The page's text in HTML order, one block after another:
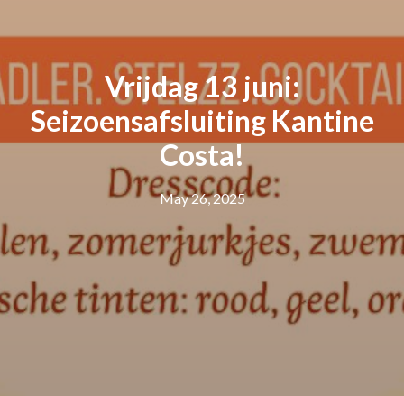
Vrijdag 13 juni:
Seizoensafsluiting Kantine
Costa!
May 26, 2025